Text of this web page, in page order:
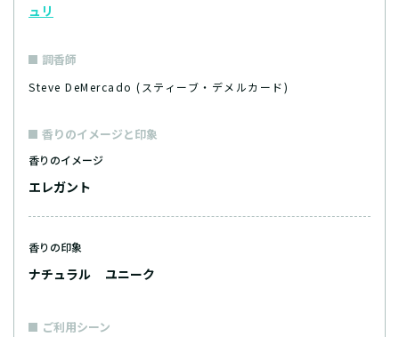
ュリ
調香師
Steve DeMercado (スティーブ・デメルカード)
香りのイメージと印象
香りのイメージ
エレガント
香りの印象
ナチュラル ユニーク
ご利用シーン